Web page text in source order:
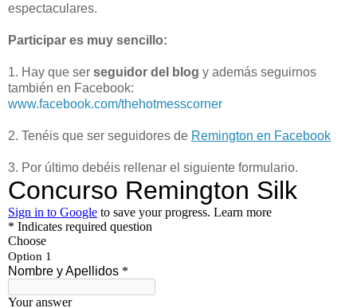
espectaculares.
Participar es muy sencillo:
1. Hay que ser seguidor del blog y además seguirnos
también en Facebook:
www.facebook.com/thehotmesscorner
2. Tenéis que ser seguidores de Remington en Facebook
3. Por último debéis rellenar el siguiente formulario.